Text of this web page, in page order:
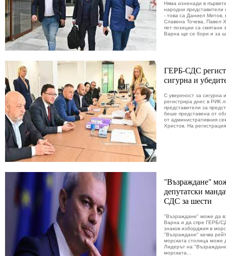
Няма изненади в
народни
- това са Даниел Митов,
Славена Точева, Павел
пет позиции са
Варна ще се бори и за
ГЕРБ-СДС
сигурна и
С увереност за
регистрира днес в РИК
представители за
беше представена от
от административния
Христов. На
"Възраждане"
депутатски
СДС за шести
"Възраждане" може да
Варна и да спре ГЕРБ/
знаков изборджия в
"Възраждане" качва
морската столица може
Лидерът на
морската...